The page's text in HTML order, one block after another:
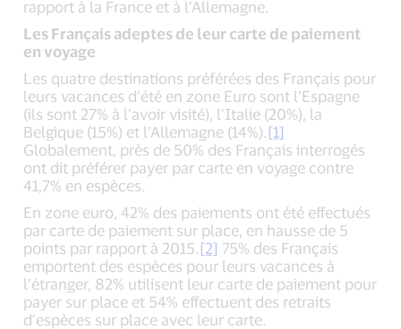
rapport à la France et à l’Allemagne.
Les Français adeptes de leur carte de paiement
en voyage
Les quatre destinations préférées des Français pour
leurs vacances d’été en zone Euro sont l’Espagne
(ils sont 27% à l’avoir visité), l’Italie (20%), la
Belgique (15%) et l’Allemagne (14%). [1]
Globalement, près de 50% des Français interrogés
ont dit préférer payer par carte en voyage contre
41,7% en espèces.
En zone euro, 42% des paiements ont été effectués
par carte de paiement sur place, en hausse de 5
points par rapport à 2015. [2] 75% des Français
emportent des espèces pour leurs vacances à
l’étranger, 82% utilisent leur carte de paiement pour
payer sur place et 54% effectuent des retraits
d’espèces sur place avec leur carte.